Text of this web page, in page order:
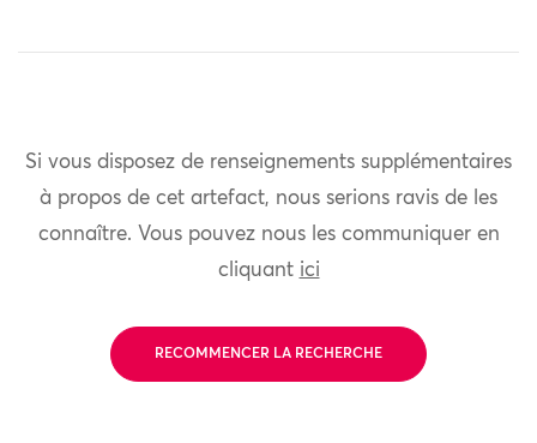
Si vous disposez de renseignements supplémentaires
à propos de cet artefact, nous serions ravis de les
connaître. Vous pouvez nous les communiquer en
cliquant ici
RECOMMENCER LA RECHERCHE